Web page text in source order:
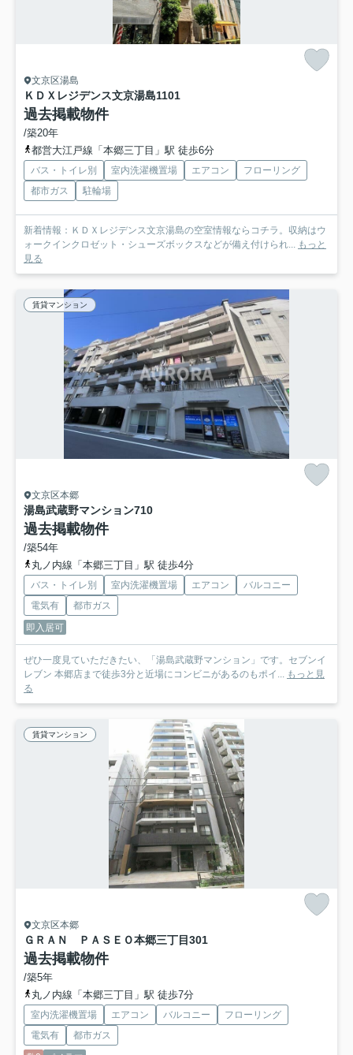
文京区湯島
ＫＤＸレジデンス文京湯島1101
過去掲載物件
/築20年
都営大江戸線「本郷三丁目」駅 徒歩6分
バス・トイレ別 室内洗濯機置場 エアコン
フローリング
都市ガス
駐輪場
新着情報：ＫＤＸレジデンス文京湯島の空室情報ならコチラ。収納はウ
ォークインクロゼット・シューズボックスなどが備え付けられ... もっと
見る
賃貸マンション
文京区本郷
湯島武蔵野マンション710
過去掲載物件
/築54年
丸ノ内線「本郷三丁目」駅 徒歩4分
バス・トイレ別 室内洗濯機置場 エアコン
バルコニー
電気有
都市ガス
即入居可
ぜひ一度見ていただきたい、「湯島武蔵野マンション」です。セブンイ
レブン 本郷店まで徒歩3分と近場にコンビニがあるのもポイ... もっと見
る
賃貸マンション
文京区本郷
ＧＲＡＮ ＰＡＳＥＯ本郷三丁目301
過去掲載物件
/築5年
丸ノ内線「本郷三丁目」駅 徒歩7分
室内洗濯機置場 エアコン バルコニー
フローリング
電気有
都市ガス